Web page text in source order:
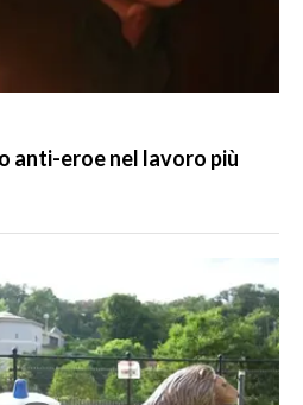
anti-eroe nel lavoro più